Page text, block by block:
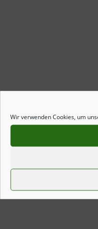
Wir verwenden Cookies, um